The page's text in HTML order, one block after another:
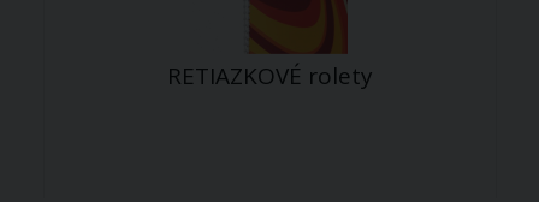
RETIAZKOVÉ rolety